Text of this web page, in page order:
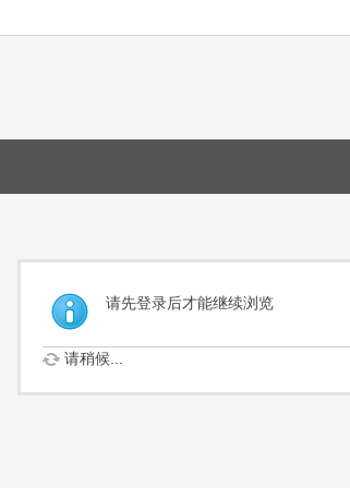
请先登录后才能继续浏览
请稍候...